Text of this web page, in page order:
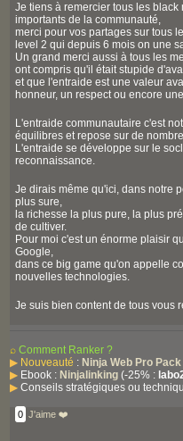
Je tiens à remercier tous les
importants de la communauté,
merci pour vos partages sur tous
level 2 qui depuis 6 mois on une
Un grand merci aussi à tous les
ont compris qu'il était stupide
et que l'entraide est une valeur
honneur, un respect ou encore
L'entraide communautaire c'est
équilibres et repose sur de
L'entraide se développe sur le
reconnaissance.
Je dirais même qu'ici, dans notre
plus sure,
la richesse la plus pure, la plus
de cultiver.
Pour moi c'est un énorme plaisir
Google,
dans ce big game qu'on appelle
nouvelles technologies.
Je suis bien content de tous vous
⌕ Comment Ranker ?
▶ Nouveauté : Ninja Web Pro Pack
▶ Ebook : Ninjalinking (-25% :
▶ Conseils stratégiques ou
0 J'aime ❤️